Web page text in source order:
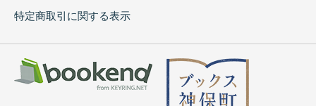
特定商取引に関する表示